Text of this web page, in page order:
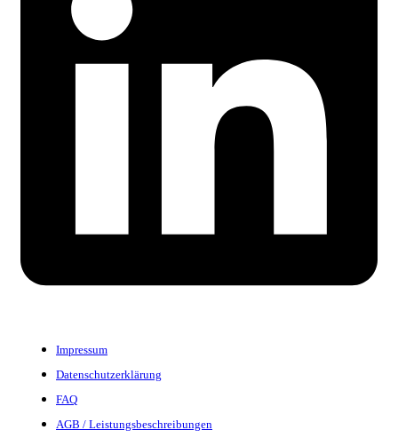
Impressum
Datenschutzerklärung
FAQ
AGB / Leistungsbeschreibungen